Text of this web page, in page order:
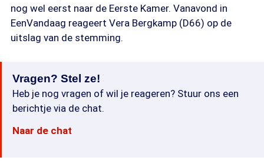
nog wel eerst naar de Eerste Kamer. Vanavond in
EenVandaag reageert Vera Bergkamp (D66) op de
uitslag van de stemming.
Vragen? Stel ze!
Heb je nog vragen of wil je reageren? Stuur ons een
berichtje via de chat.
Naar de chat